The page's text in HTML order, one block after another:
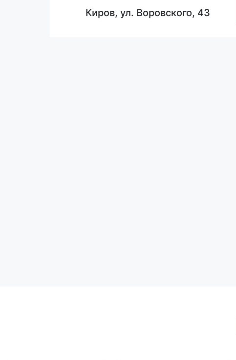
Киров, ул. Воровского, 43